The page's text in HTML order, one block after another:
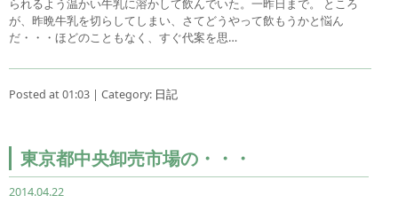
が、昨晩牛乳を切らしてしまい、さてどうやって飲もうかと悩ん
だ・・・ほどのこともなく、すぐ代案を思…
Posted at 01:03 | Category: 日記
東京都中央卸売市場の・・・
2014.04.22